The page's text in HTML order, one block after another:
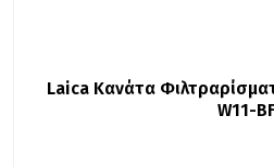
Laica Κανάτα
W11-BF